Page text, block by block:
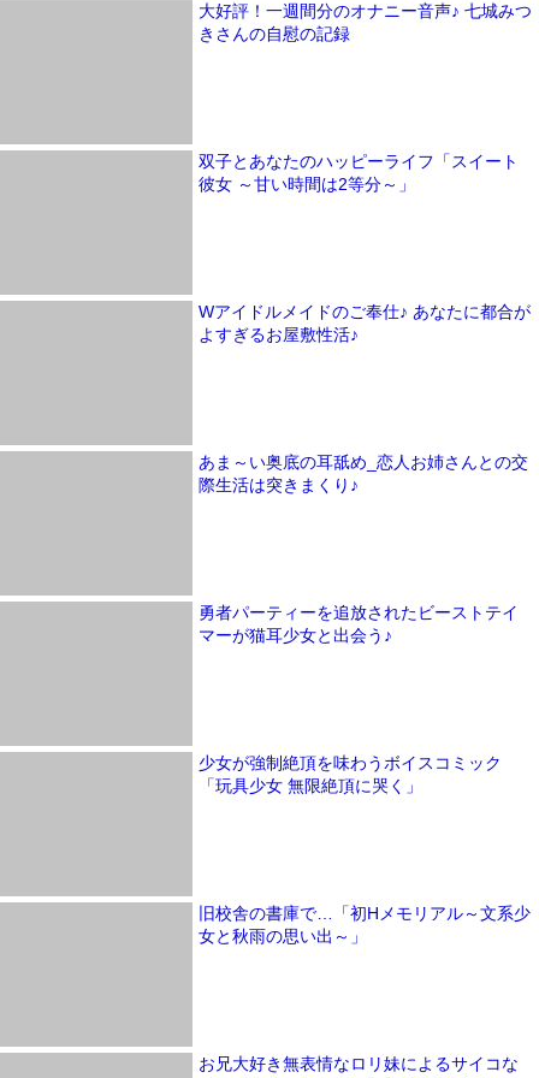
大好評！一週間分のオナニー音声♪ 七城みつ
きさんの自慰の記録
双子とあなたのハッピーライフ「スイート
彼女 ～甘い時間は2等分～」
Wアイドルメイドのご奉仕♪ あなたに都合が
よすぎるお屋敷性活♪
あま～い奥底の耳舐め_恋人お姉さんとの交
際生活は突きまくり♪
勇者パーティーを追放されたビーストテイ
マーが猫耳少女と出会う♪
少女が強制絶頂を味わうボイスコミック
「玩具少女 無限絶頂に哭く」
旧校舎の書庫で…「初Hメモリアル～文系少
女と秋雨の思い出～」
お兄大好き無表情なロリ妹によるサイコな